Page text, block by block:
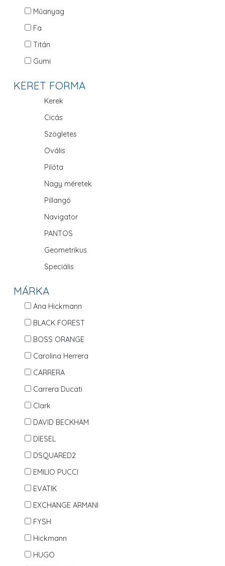
Műanyag
Fa
Titán
Gumi
KERET FORMA
Kerek
Cicás
Szögletes
Ovális
Pilóta
Nagy méretek
Pillangó
Navigator
PANTOS
Geometrikus
Speciális
MÁRKA
Ana Hickmann
BLACK FOREST
BOSS ORANGE
Carolina Herrera
CARRERA
Carrera Ducati
Clark
DAVID BECKHAM
DIESEL
DSQUARED2
EMILIO PUCCI
EVATIK
EXCHANGE ARMANI
FYSH
Hickmann
HUGO